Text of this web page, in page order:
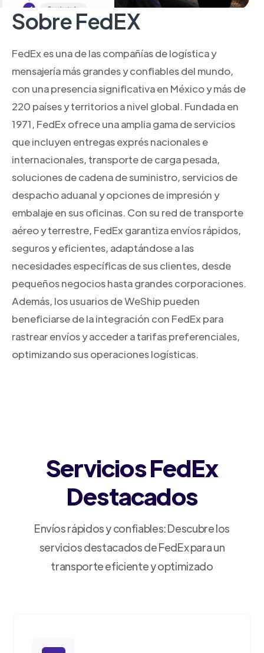
Sobre FedEX
FedEx es una de las compañías de logística y
mensajería más grandes y confiables del mundo,
con una presencia significativa en México y más de
220 países y territorios a nivel global. Fundada en
1971, FedEx ofrece una amplia gama de servicios
que incluyen entregas exprés nacionales e
internacionales, transporte de carga pesada,
soluciones de cadena de suministro, servicios de
despacho aduanal y opciones de impresión y
embalaje en sus oficinas. Con su red de transporte
aéreo y terrestre, FedEx garantiza envíos rápidos,
seguros y eficientes, adaptándose a las
necesidades específicas de sus clientes, desde
pequeños negocios hasta grandes corporaciones.
Además, los usuarios de WeShip pueden
beneficiarse de la integración con FedEx para
rastrear envíos y acceder a tarifas preferenciales,
optimizando sus operaciones logísticas.
Servicios FedEx
Destacados
Envíos rápidos y confiables: Descubre los
servicios destacados de FedEx para un
transporte eficiente y optimizado